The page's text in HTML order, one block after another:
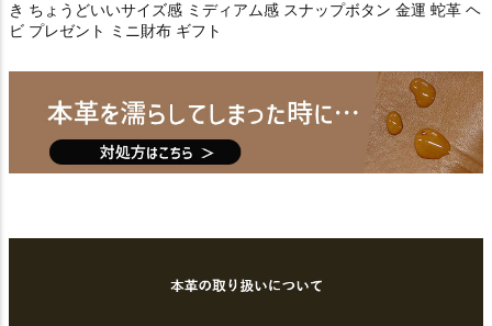
き ちょうどいいサイズ感 ミディアム感 スナップボタン 金運 蛇革 ヘ
ビ プレゼント ミニ財布 ギフト